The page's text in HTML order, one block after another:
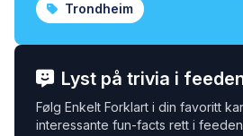
Trondheim
Lyst på trivia i
Følg Enkelt Forklart i din favoritt
interessante fun-facts rett i